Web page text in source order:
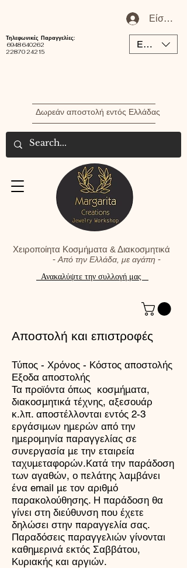
Δωρεάν αποστολή εντός Ελλάδας
EUR (€)
Τηλεφωνικές Παραγγελίες:
6948 640262
22870 24215
Ανακαλύψτε την συλλογή μας
Χειροποίητα Κοσμήματα & Διακοσμητικά
- Από την Ελλάδα, με αγάπη -
Αποστολή και επιστροφές
Τύπος - Χρόνος - Κόστος αποστολής
Εξοδα αποστολής
Τα προϊόντα όπως κοσμήματα,
διακοσμητικά τέχνης, αξεσουάρ
κ.λπ. αποστέλλονται εντός 2-3
εργάσιμων ημερών από την
ημερομηνία παραγγελίας σε
συνεργασία με την εταιρεία
ταχυμεταφορών.Κατά την παράδοση
των αγαθών, ο πελάτης λαμβάνει
ένα email με τον αριθμό
παρακολούθησης. Η παράδοση θα
γίνει στη διεύθυνση που έχετε
δηλώσει στην παραγγελία σας.
Παραδόσεις παραγγελιών γίνονται
καθημερινά εκτός Σαββάτου,
Κυριακής και αργιών.